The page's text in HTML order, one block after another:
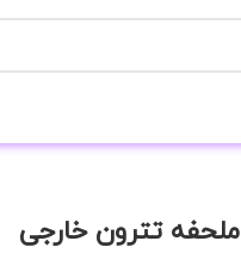
ملحفه تترون خارجی